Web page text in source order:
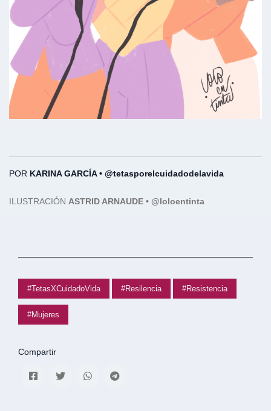
POR KARINA GARCÍA • @tetasporelcuidadodelavida
ILUSTRACIÓN ASTRID ARNAUDE • @loloentinta
#TetasXCuidadoVida #Resilencia #Resistencia
#Mujeres
Compartir